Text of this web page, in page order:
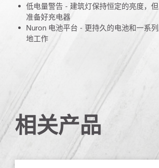
低电量警告 - 建筑灯保持恒定的亮度，
准备好充电器
Nuron 电池平台 - 更持久的电池和一系
地工作
相关产品